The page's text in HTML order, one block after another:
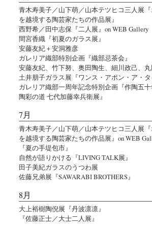
青木寿美子／山下萌／山本テツヒコ三人展
を越境する陶芸家たちの作品展』
西野希／田中志保『二人展』on WEB Gallery
間宮香織『初夏のガラス展』
安藤友紀＋安洞雅彦
ガレリア織部特別企画『織部忌茶会』
安藤友紀、竹下努、奥田陶生、細川政己、丸
土井朋子ガラス展『ワンス・アポン・ア・タ
ガレリア織部一周年記念特別企画『作陶五
陶彩の道 七代加藤幸兵衛展』
7月
青木寿美子／山下萌／山本テツヒコ三人展
を越境する陶芸家たちの作品展』on WEB
『夏の手堤包市』
自然が語りかける『LIVING TALK展』
田子美紀ガラスのうつわ展
佐藤兄弟展『SAWARABI BROTHERS』
8月
大上裕樹陶倪展『丹波凛凛』
『佐藤正士／大士二人展』